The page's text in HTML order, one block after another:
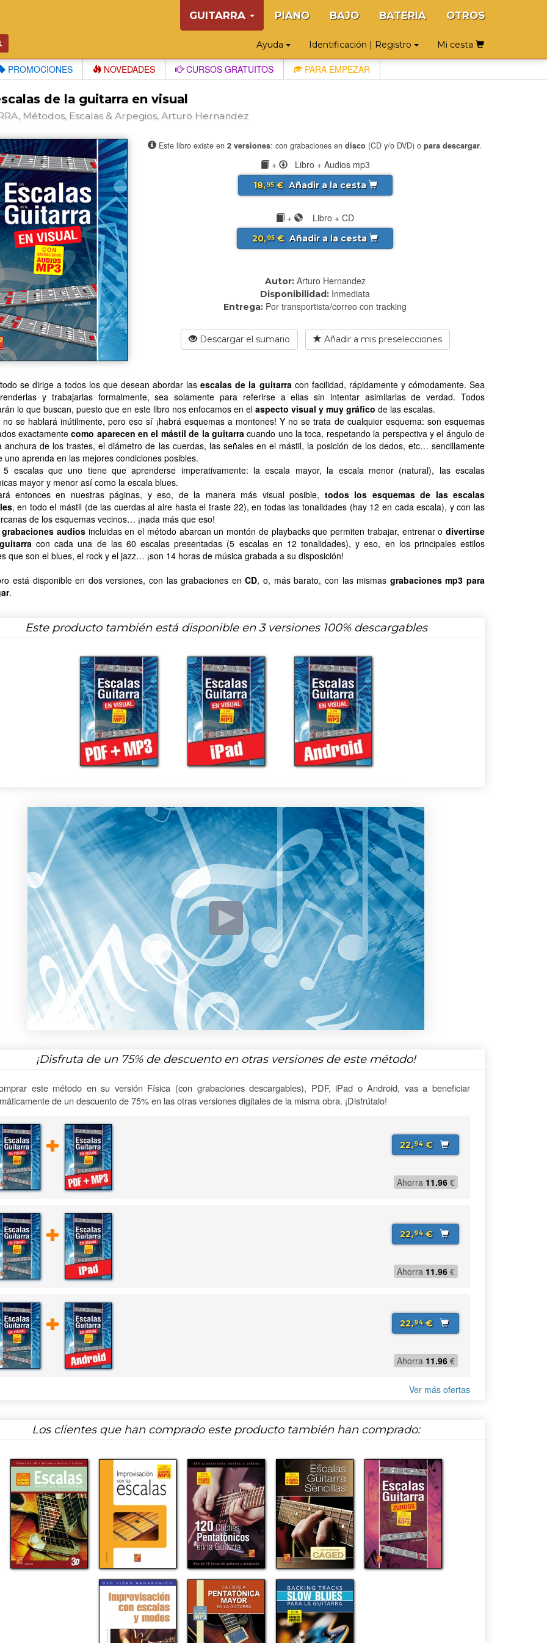
GUITARRA PIANO BAJO BATERIA OTROS
Ayuda Identificación | Registro Mi cesta
PROMOCIONES NOVEDADES CURSOS GRATUITOS PARA EMPEZAR
de la guitarra en visual
Métodos, Escalas & Arpegios, Arturo Hernandez
Este libro existe en2 versiones: con grabaciones endisco (CD y/o DVD) opara descargar.
+ Libro + Audios mp3
18,95€ Añadir a la cesta
+ Libro + CD
20,95€ Añadir a la cesta
Autor: Arturo Hernandez
Disponibilidad: Inmediata
Entrega: Por transportista/correo con tracking
Descargar el sumario Añadir a mis preselecciones
se dirige a todos los que desean abordar lasescalas de la guitarra con facilidad, rápidamente y cómodamente. Sea
y trabajarlas formalmente, sea solamente para referirse a ellas sin intentar asimilarlas de verdad. Todos
lo que buscan, puesto que en este libro nos enfocamos en el aspecto visual y muy gráfico de las escalas.
se hablará inútilmente, pero eso sí ¡habrá esquemas a montones! Y no se trata de cualquier esquema: son esquemas
exactamentecomo aparecen en el mástil de la guitarra cuando uno la toca, respetando la perspectiva y el ángulo de
anchura de los trastes, el diámetro de las cuerdas, las señales en el mástil, la posición de los dedos, etc… sencillamente
uno aprenda en las mejores condiciones posibles.
escalas que uno tiene que aprenderse imperativamente: la escala mayor, la escala menor (natural), las escalas
mayor y menor así como la escala blues.
entonces en nuestras páginas, y eso, de la manera más visual posible, todos los esquemas de las escalas
, en todo el mástil (de las cuerdas al aire hasta el traste 22), en todas las tonalidades (hay 12 en cada escala), y con las
de los esquemas vecinos… ¡nada más que eso!
grabaciones audiosincluidas en el método abarcan un montón de playbacks que permiten trabajar, entrenar o divertirse
con cada una de las 60 escalas presentadas (5 escalas en 12 tonalidades), y eso, en los principales estilos
que son el blues, el rock y el jazz… ¡son 14 horas de música grabada a su disposición!
está disponible en dos versiones, con las grabaciones enCD, o, más barato, con las mismas grabaciones mp3 para
.
Este producto también está disponible en 3 versiones 100% descargables
¡Disfruta de un 75%de descuento en otras versiones de este método!
este método en su versión Física (con grabaciones descargables), PDF, iPad o Android, vas a beneficiar
de un descuento de 75% en las otras versiones digitales de la misma obra. ¡Disfrútalo!
22,94€
Ahorra 11.96€
22,94€
Ahorra 11.96€
22,94€
Ahorra 11.96€
Ver más ofertas
Los clientes que han comprado este producto también han comprado: